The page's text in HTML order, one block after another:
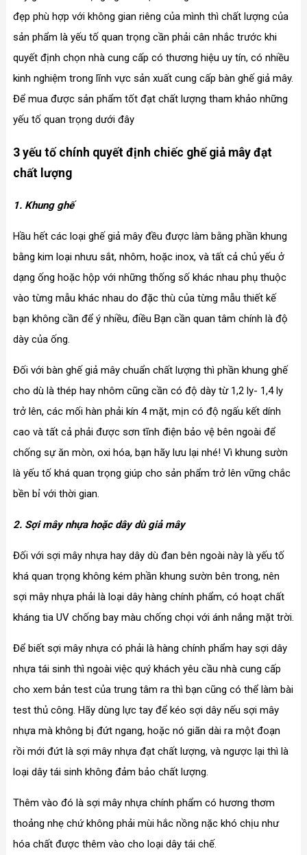
đẹp phù hợp với không gian riêng của mình thì chất lượng của
sản phẩm là yếu tố quan trọng cần phải cân nhắc trước khi
quyết định chọn nhà cung cấp có thương hiệu uy tín, có nhiều
kinh nghiệm trong lĩnh vực sản xuất cung cấp bàn ghế giả mây.
Để mua được sản phẩm tốt đạt chất lượng tham khảo những
yếu tố quan trọng dưới đây
3 yếu tố chính quyết định chiếc ghế giả mây đạt
chất lượng
1. Khung ghế
Hầu hết các loại ghế giả mây đều được làm bằng phần khung
bằng kim loại nhưu sắt, nhôm, hoặc inox, và tất cả chủ yếu ở
dạng ống hoặc hộp với những thống số khác nhau phụ thuộc
vào từng mẫu khác nhau do đặc thù của từng mẫu thiết kế
bạn không cần để ý nhiều, điều Bạn cần quan tâm chính là độ
dày của ống.
Đối với bàn ghế giả mây chuẩn chất lượng thì phần khung ghế
cho dù là thép hay nhôm cũng cần có độ dày từ 1,2 ly- 1,4 ly
trở lên, các mối hàn phải kín 4 mặt, mịn có độ ngấu kết dính
cao và tất cả phải được sơn tĩnh điện bảo vệ bên ngoài để
chống sự ăn mòn, oxi hóa, bạn hãy lưu lại nhé! Vì khung sườn
là yếu tố khá quan trọng giúp cho sản phẩm trở lên vững chắc
bền bỉ với thời gian.
2. Sợi mây nhựa hoặc dây dù giả mây
Đối với sợi mây nhựa hay dây dù đan bên ngoài này là yếu tố
khá quan trọng không kém phần khung sườn bên trong, nên
sợi mây nhựa phải là loại dây hàng chính phẩm, có hoạt chất
kháng tia UV chống bay màu chống chọi với ánh nắng mặt trời.
Để biết sợi mây nhựa có phải là hàng chính phẩm hay sợi dây
nhựa tái sinh thì ngoài việc quý khách yêu cầu nhà cung cấp
cho xem bản test của trung tâm ra thì bạn cũng có thể làm bài
test thủ công. Hãy dùng lực tay để kéo sợi dây nếu sợi mây
nhựa mà không bị đứt ngang, hoặc nó giãn dài ra một đoạn
rồi mới đứt là sợi mây nhựa đạt chất lượng, và ngược lại thì là
loại dây tái sinh không đảm bảo chất lượng.
Thêm vào đó là sợi mây nhựa chính phẩm có hương thơm
thoảng nhẹ chứ không phải mùi hắc nồng nặc khó chịu như
hóa chất được thêm vào cho loại dây tái chế.